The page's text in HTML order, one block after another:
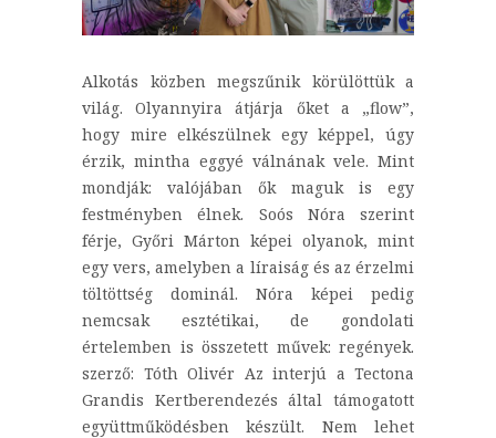
Alkotás közben megszűnik körülöttük a
világ. Olyannyira átjárja őket a „flow”,
hogy mire elkészülnek egy képpel, úgy
érzik, mintha eggyé válnának vele. Mint
mondják: valójában ők maguk is egy
festményben élnek. Soós Nóra szerint
férje, Győri Márton képei olyanok, mint
egy vers, amelyben a líraiság és az érzelmi
töltöttség dominál. Nóra képei pedig
nemcsak esztétikai, de gondolati
értelemben is összetett művek: regények.
szerző: Tóth Olivér Az interjú a Tectona
Grandis Kertberendezés által támogatott
együttműködésben készült. Nem lehet